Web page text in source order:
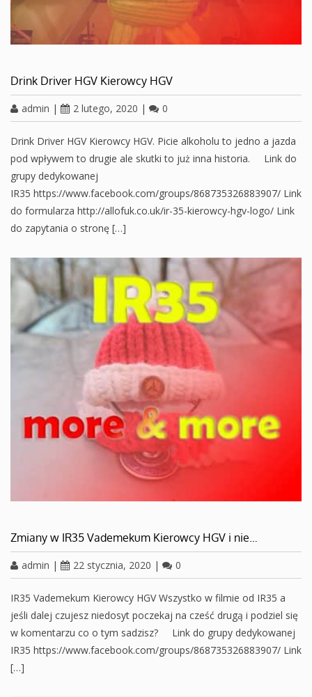
Drink Driver HGV Kierowcy HGV
admin | 2 lutego, 2020 | 0
Drink Driver HGV Kierowcy HGV. Picie alkoholu to jedno a jazda
pod wpływem to drugie ale skutki to już inna historia. Link do
grupy dedykowanej
IR35 https://www.facebook.com/groups/868735326883907/ Link
do formularza http://allofuk.co.uk/ir-35-kierowcy-hgv-logo/ Link
do zapytania o stronę […]
Zmiany w IR35 Vademekum Kierowcy HGV i nie…
admin | 22 stycznia, 2020 | 0
IR35 Vademekum Kierowcy HGV Wszystko w filmie od IR35 a
jeśli dalej czujesz niedosyt poczekaj na cześć drugą i podziel się
w komentarzu co o tym sadzisz? Link do grupy dedykowanej
IR35 https://www.facebook.com/groups/868735326883907/ Link
[…]